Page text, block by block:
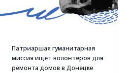
Патриаршая гуманитарная
миссия ищет волонтеров для
ремонта домов в Донецке